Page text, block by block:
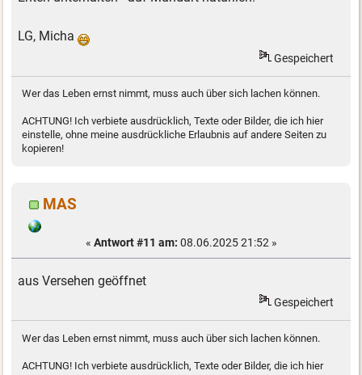
LG, Micha
Gespeichert
Wer das Leben ernst nimmt, muss auch über sich lachen können.
ACHTUNG! Ich verbiete ausdrücklich, Texte oder Bilder, die ich hier
einstelle, ohne meine ausdrückliche Erlaubnis auf andere Seiten zu
kopieren!
MAS
« Antwort #11 am: 08.06.2025 21:52 »
aus Versehen geöffnet
Gespeichert
Wer das Leben ernst nimmt, muss auch über sich lachen können.
ACHTUNG! Ich verbiete ausdrücklich, Texte oder Bilder, die ich hier